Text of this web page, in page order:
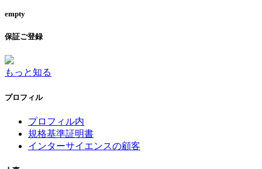
empty
保証ご登録
もっと知る
プロフィル
プロフィル内
規格基準証明書
インターサイエンスの顧客